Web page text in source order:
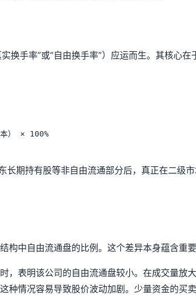
换手率”或“自由换手率”）应运而生。其核心在
） × 100%
长期持有股等非自由流通部分后，真正在二级
中自由流通盘的比例。这个差异本身蕴含重要
，表明该公司的自由流通盘较小。在成交量放
种情况容易导致股价波动加剧。少量资金的买